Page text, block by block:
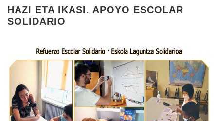
HAZI ETA IKASI. APOYO ESCOLAR
SOLIDARIO